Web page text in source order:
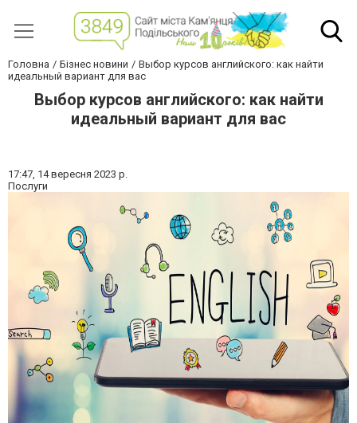
Головна Бізнес новини
Выбор курсов английского: как найти
идеальный вариант для вас
Выбор курсов английского: как найти
идеальный вариант для вас
17:47, 14 вересня 2023 р.
Послуги